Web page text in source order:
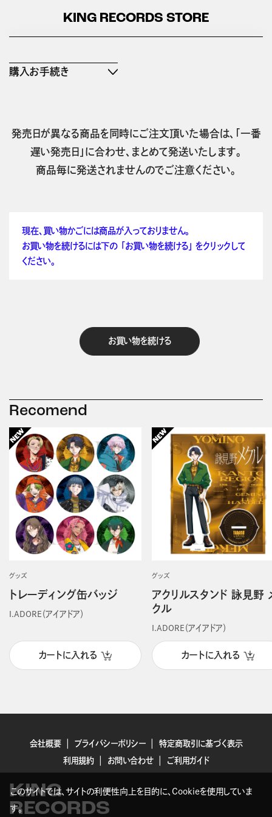
KING RECORDS STORE
購入お手続き
発売日が異なる商品を同時にご注文頂いた場合は、「一番
遅い発売日」に合わせ、まとめて発送いたします。
商品毎に発送されませんのでご注意ください。
現在、買い物かごには商品が入っておりません。
お買い物を続けるには下の 「お買い物を続ける」 をクリックして
ください。
お買い物を続ける
Recomend
グッズ
トレーディング缶バッジ
I.ADORE（アイアドア）
カートに入れる
グッズ
アクリルスタンド 詠見野
クル
I.ADORE（アイアドア）
カートに入れる
会社概要 プライバシーポリシー
特定商取引に基づく表示
利用規約
お問い合わせ ご利用ガイド
KING
RECORDS
このサイトでは、サイトの利便性向上を目的に、Cookieを使用していま
す。